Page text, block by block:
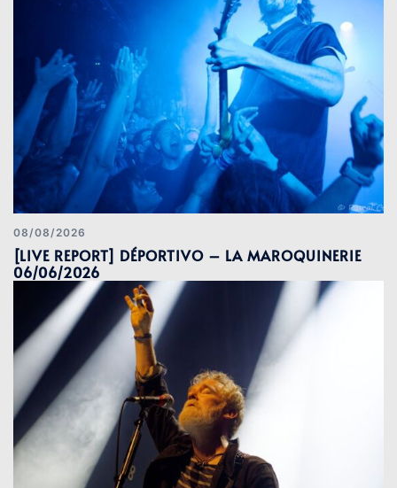
08/08/2026
[LIVE REPORT] DÉPORTIVO – LA MAROQUINERIE
06/06/2026